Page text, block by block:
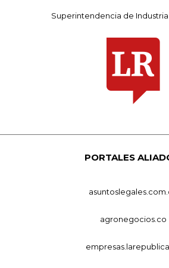
Superintendencia de
PORTALES
agronegocios.co